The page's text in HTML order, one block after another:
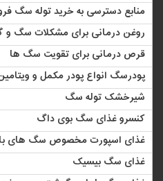
منابع دسترسی به خرید توله سگ
روغن درمانی برای مشکلات سگ و
قرص درمانی برای تقویت سگ ها
پودرسگ انواع پودر مکمل و
شیرخشک توله سگ
کنسرو غذای سگ بوی داگ
غذای اسپورت مخصوص سگ های با
غذای سگ بیسیک